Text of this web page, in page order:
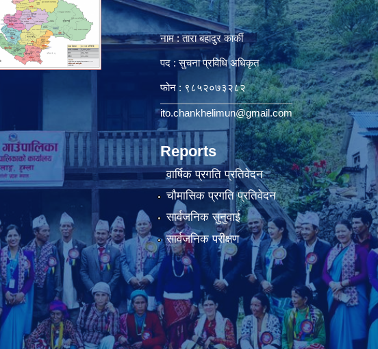
नाम : तारा बहादुर कार्की
पद : सुचना प्रविधि अधिकृत
फोन : ९८५२०७३२८२
ito.chankhelimun@gmail.com
Reports
वार्षिक प्रगति प्रतिवेदन
चौमासिक प्रगति प्रतिवेदन
सार्वजनिक सुनुवाई
सार्वजनिक परीक्षण